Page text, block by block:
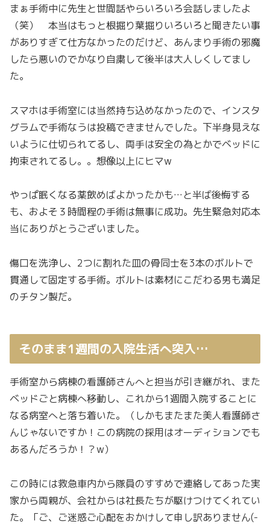
まぁ手術中に先生と世間話やらいろいろ会話しましたよ
（笑） 本当はもっと根掘り葉掘りいろいろと聞きたい事
がありすぎて仕方なかったのだけど、あんまり手術の邪魔
したら悪いのでかなり自粛して後半は大人しくしてまし
た。
スマホは手術室には当然持ち込めなかったので、インスタ
グラムで手術なうは投稿できませんでした。下半身見えな
いように仕切られてるし、両手は安全の為とかでベッドに
拘束されてるし。。想像以上にヒマw
やっぱ眠くなる薬飲めばよかったかも…と半ば後悔する
も、およそ３時間程の手術は無事に成功。先生緊急対応本
当にありがとうございました。
傷口を洗浄し、2つに割れた皿の骨同士を3本のボルトで
貫通して固定する手術。ボルトは素材にこだわる男も満足
のチタン製だ。
そのまま1週間の入院生活へ突入…
手術室から病棟の看護師さんへと担当が引き継がれ、また
ベッドごと病棟へ移動し、これから1週間入院することに
なる病室へと落ち着いた。（しかもまたまた美人看護師さ
んじゃないですか！この病院の採用はオーディションでも
あるんだろうか！？w）
この時には救急車内から隊員のすすめで連絡してあった実
家から両親が、会社からは社長たちが駆けつけてくれてい
た。「ご、ご迷惑ご心配をおかけして申し訳ありません(-